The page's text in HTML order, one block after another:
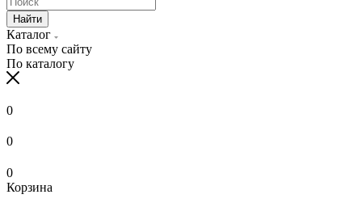
Найти
Каталог
По всему сайту
По каталогу
0
0
0
Корзина